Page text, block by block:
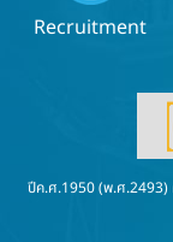
Recruitment
ปีค.ศ.1950 (พ.ศ.2493)